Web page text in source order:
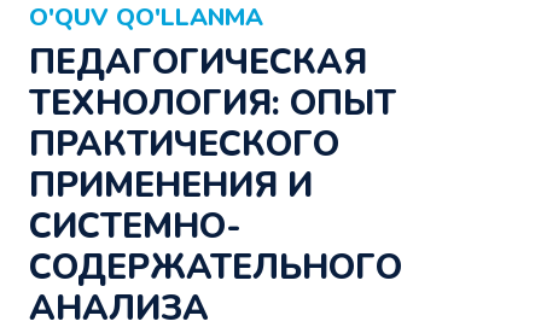
O'QUV QO'LLANMA
ПЕДАГОГИЧЕСКАЯ
ТЕХНОЛОГИЯ: ОПЫТ
ПРАКТИЧЕСКОГО
ПРИМЕНЕНИЯ И
СИСТЕМНО-
СОДЕРЖАТЕЛЬНОГО
АНАЛИЗА